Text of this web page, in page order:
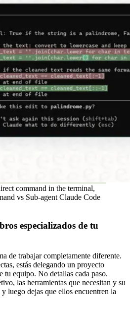
command in the terminal,
vs Sub-agent Claude Code
especializados de tu
de trabajar completamente diferente.
estás delegando un proyecto
tu equipo. No detallas cada paso.
las herramientas que necesitan y su
luego dejas que ellos encuentren la